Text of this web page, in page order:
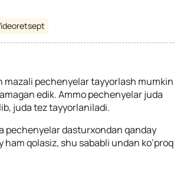
mazali pechenyelar tayyorlash mumkin
edik. Ammo pechenyelar juda
juda tez tayyorlaniladi.
pechenyelar dasturxondan qanday
qolasiz, shu sababli undan ko’proq